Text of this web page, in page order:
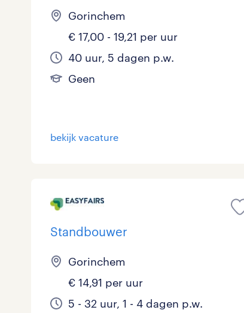
Gorinchem
€ 17,00 - 19,21 per uur
40 uur, 5 dagen p.w.
Geen
bekijk vacature
Standbouwer
Gorinchem
€ 14,91 per uur
5 - 32 uur, 1 - 4 dagen p.w.